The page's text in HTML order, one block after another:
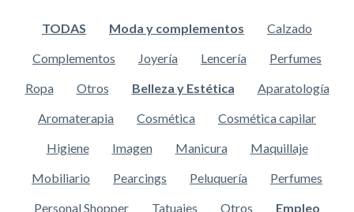
TODAS Moda y complementos
Calzado
Complementos
Joyería Lencería
Perfumes
Ropa
Otros Belleza y Estética
Aparatología
Aromaterapia
Cosmética
Cosmética capilar
Higiene
Imagen Manicura
Maquillaje
Mobiliario
Pearcings Peluquería
Perfumes
Personal Shopper
Tatuajes Otros
Empleo